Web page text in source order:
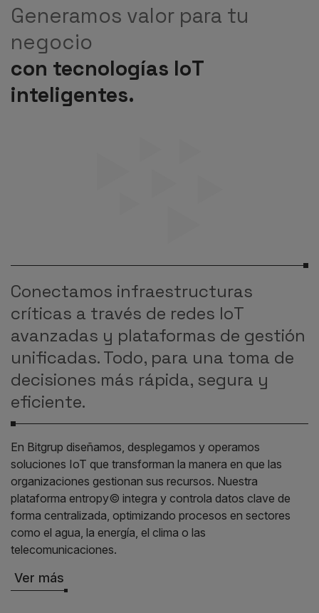
Generamos valor para tu
negocio
con tecnologías IoT
inteligentes.
Conectamos infraestructuras
críticas a través de redes IoT
avanzadas y plataformas de gestión
unificadas. Todo, para una toma de
decisiones más rápida, segura y
eficiente.
En Bitgrup diseñamos, desplegamos y operamos
soluciones IoT que transforman la manera en que las
organizaciones gestionan sus recursos. Nuestra
plataforma entropy© integra y controla datos clave de
forma centralizada, optimizando procesos en sectores
como el agua, la energía, el clima o las
telecomunicaciones.
Ver más